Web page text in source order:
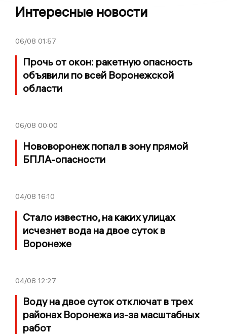
Интересные новости
06/08 01:57
Прочь от окон: ракетную опасность
объявили по всей Воронежской
области
06/08 00:00
Нововоронеж попал в зону прямой
БПЛА-опасности
04/08 16:10
Стало известно, на каких улицах
исчезнет вода на двое суток в
Воронеже
04/08 12:27
Воду на двое суток отключат в трех
районах Воронежа из-за масштабных
работ